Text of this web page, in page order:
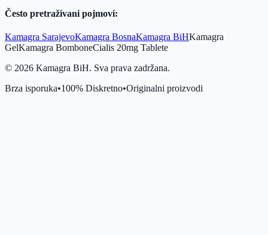
Često pretraživani pojmovi:
Kamagra SarajevoKamagra BosnaKamagra BiHKamagra
GelKamagra BomboneCialis 20mg Tablete
© 2026 Kamagra BiH. Sva prava zadržana.
Brza isporuka•100% Diskretno•Originalni proizvodi